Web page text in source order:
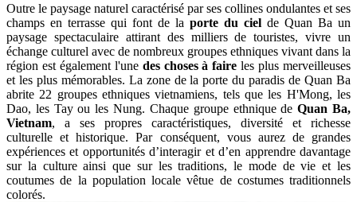
Outre le paysage naturel caractérisé par ses collines ondulantes et ses
champs en terrasse qui font de la porte du ciel de Quan Ba un
paysage spectaculaire attirant des milliers de touristes, vivre un
échange culturel avec de nombreux groupes ethniques vivant dans la
région est également l'une des choses à faire les plus merveilleuses
et les plus mémorables. La zone de la porte du paradis de Quan Ba
abrite 22 groupes ethniques vietnamiens, tels que les H'Mong, les
Dao, les Tay ou les Nung. Chaque groupe ethnique deQuan Ba,
Vietnam, a ses propres caractéristiques, diversité et richesse
culturelle et historique. Par conséquent, vous aurez de grandes
expériences et opportunités d’interagir et d’en apprendre davantage
sur la culture ainsi que sur les traditions, le mode de vie et les
coutumes de la population locale vêtue de costumes traditionnels
colorés.